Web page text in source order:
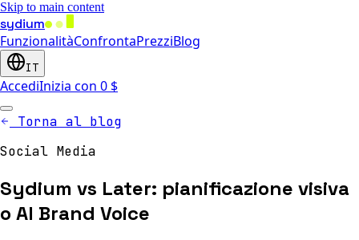
Skip to main content
sydium
FunzionalitàConfrontaPrezziBlog
IT
AccediInizia con 0 $
Torna al blog
Social Media
Sydium vs Later: pianificazione visiva
o AI Brand Voice